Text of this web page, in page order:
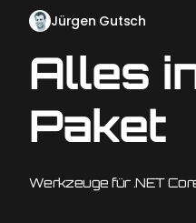
Jürgen Gutsch
Alles
Paket
Werkzeuge für .NET